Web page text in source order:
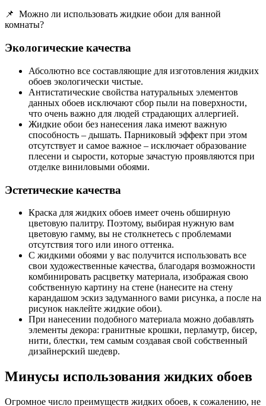
📌 Можно ли использовать жидкие обои для ванной
комнаты?
Экологические качества
Абсолютно все составляющие для изготовления жидких
обоев экологически чистые.
Антистатические свойства натуральных элементов
данных обоев исключают сбор пыли на поверхности,
что очень важно для людей страдающих аллергией.
Жидкие обои без нанесения лака имеют важную
способность – дышать. Парниковый эффект при этом
отсутствует и самое важное – исключает образование
плесени и сырости, которые зачастую проявляются при
отделке виниловыми обоями.
Эстетические качества
Краска для жидких обоев имеет очень обширную
цветовую палитру. Поэтому, выбирая нужную вам
цветовую гамму, вы не столкнетесь с проблемами
отсутствия того или иного оттенка.
С жидкими обоями у вас получится использовать все
свои художественные качества, благодаря возможности
комбинировать расцветку материала, изображая свою
собственную картину на стене (нанесите на стену
карандашом эскиз задуманного вами рисунка, а после на
рисунок наклейте жидкие обои).
При нанесении подобного материала можно добавлять
элементы декора: гранитные крошки, перламутр, бисер,
нити, блестки, тем самым создавая свой собственный
дизайнерский шедевр.
Минусы использования жидких обоев
Огромное число преимуществ жидких обоев, к сожалению, не